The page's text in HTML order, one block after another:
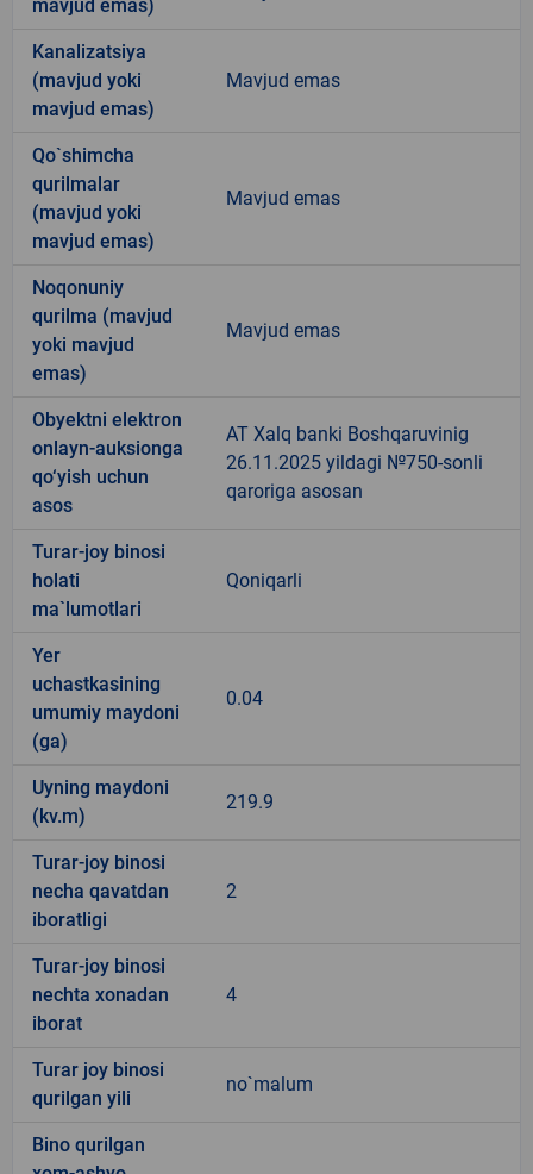
mavjud emas)
Kanalizatsiya
(mavjud yoki
mavjud emas)
Mavjud emas
Qo`shimcha
qurilmalar
(mavjud yoki
mavjud emas)
Mavjud emas
Noqonuniy
qurilma (mavjud
yoki mavjud
emas)
Mavjud emas
Obyektni elektron
onlayn-auksionga
qo‘yish uchun
asos
AT Xalq banki Boshqaruvinig
26.11.2025 yildagi №750-sonli
qaroriga asosan
Turar-joy binosi
holati
ma`lumotlari
Qoniqarli
Yer
uchastkasining
umumiy maydoni
(ga)
0.04
Uyning maydoni
(kv.m)
219.9
Turar-joy binosi
necha qavatdan
iboratligi
2
Turar-joy binosi
nechta xonadan
iborat
4
Turar joy binosi
qurilgan yili
no`malum
Bino qurilgan